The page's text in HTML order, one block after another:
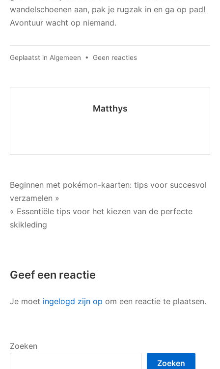
wandelschoenen aan, pak je rugzak in en ga op pad!
Avontuur wacht op niemand.
Geplaatst in Algemeen • Geen reactiesop
Matthys
Bericht
navigatie
Beginnen met pokémon-kaarten: tips voor succesvol
verzamelen »
« Essentiële tips voor het kiezen van de perfecte
skikleding
Geef een reactie
Je moet ingelogd zijn op om een reactie te plaatsen.
Zoeken
Zoeken